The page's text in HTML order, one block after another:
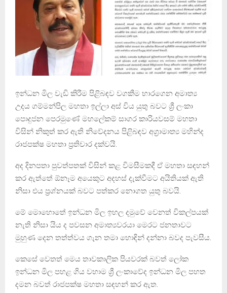
ඉන්ධන මිල වැඩි කිරීම පිළිබඳව වගකීම භාරගෙන අමාත්‍ය
උදය ගම්මන්පිල මහතා ඉල්ලා අස් විය යුතු බවට ශ්‍රී ලංකා
පොදුජන පෙරමුණේ මහලේකම් සාගර කාරියවසම් මහතා
විසින් නිකුත් කර ඇති නිවේදනය පිළිබඳව අග්‍රාමාත්‍ය මහින්ද
රාජපක්ෂ මහතා ප්‍රතිචාර දක්වයි.
අද දිනපතා පුවත්පතක් විසින් කළ විමසීමකදී ඒ මහතා සඳහන්
කර ඇත්තේ ඕනෑම අයෙකුට අදහස් දැක්වීමට අයිතියක් ඇති
නිසා එය ප්‍රශ්නයක් බවට පත්කර නොගත යුතු බවයි.
මේ මොහොතේ ඉන්ධන මිල ඉහල දමුවේ වෙනත් විකල්පයක්
නැති නිසා යිය ද පවසන අමාත්‍යවරයා මෙරට ජනතාවට
මුහුණ දෙන තත්ත්වය ගැන තමා හොඳින් දන්නා බවද පැවසීය.
කෙසේ වෙතත් මෙය තාවකාලික පියවරක් බවත් ලෝක
ඉන්ධන මිල පහළ ගිය වහාම ශ්‍රී ලංකාවේද ඉන්ධන මිල පහත
දමන බවත් රාජපක්ෂ මහතා සඳහන් කර ඇත.